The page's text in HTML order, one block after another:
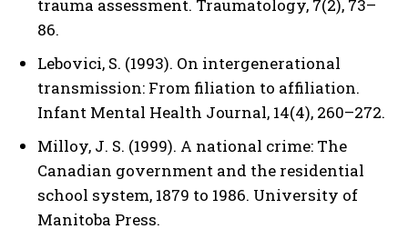
trauma assessment. Traumatology, 7(2), 73–
86.
Lebovici, S. (1993). On intergenerational
transmission: From filiation to affiliation.
Infant Mental Health Journal, 14(4), 260–272.
Milloy, J. S. (1999). A national crime: The
Canadian government and the residential
school system, 1879 to 1986. University of
Manitoba Press.